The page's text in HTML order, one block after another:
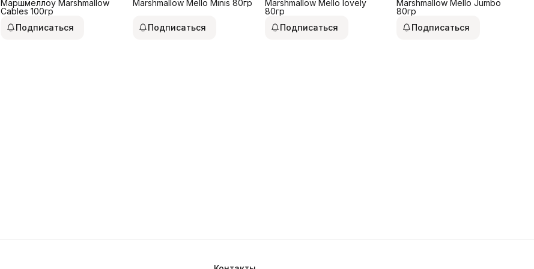
Маршмеллоу Marshmallow
Cables 100гр
Подписаться
Marshmallow Mello Minis 80гр
Подписаться
Marshmallow Mello lovely
80гр
Подписаться
Marshmallow Mello Jumbo
80гр
Подписаться